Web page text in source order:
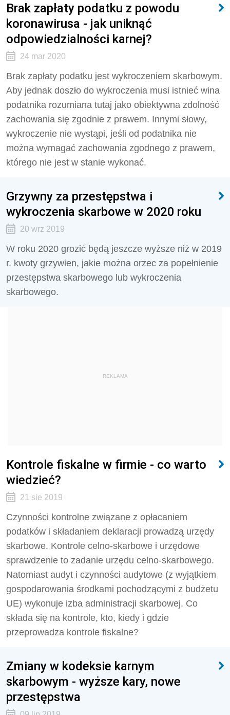
Brak zapłaty podatku z powodu
koronawirusa - jak uniknąć
odpowiedzialności karnej?
24 mar 2020
Brak zapłaty podatku jest wykroczeniem skarbowym.
Aby jednak doszło do wykroczenia musi istnieć wina
podatnika rozumiana tutaj jako obiektywna zdolność
zachowania się zgodnie z prawem. Innymi słowy,
wykroczenie nie wystąpi, jeśli od podatnika nie
można wymagać zachowania zgodnego z prawem,
którego nie jest w stanie wykonać.
Grzywny za przestępstwa i
wykroczenia skarbowe w 2020 roku
20 wrz 2019
W roku 2020 grozić będą jeszcze wyższe niż w 2019
r. kwoty grzywien, jakie można orzec za popełnienie
przestępstwa skarbowego lub wykroczenia
skarbowego.
REKLAMA
Kontrole fiskalne w firmie - co warto
wiedzieć?
21 sie 2019
Czynności kontrolne związane z opłacaniem
podatków i składaniem deklaracji prowadzą urzędy
skarbowe. Kontrole celno-skarbowe i urzędowe
sprawdzenie to zadanie urzędu celno-skarbowego.
Natomiast audyt i czynności audytowe (z wyjątkiem
gospodarowania środkami pochodzącymi z budżetu
UE) wykonuje izba administracji skarbowej. Co
składa się na kontrole, kto, kiedy i gdzie
przeprowadza kontrole fiskalne?
Zmiany w kodeksie karnym
skarbowym - wyższe kary, nowe
przestępstwa